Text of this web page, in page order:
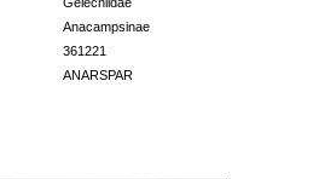
Anacampsinae
361221
ANARSPAR